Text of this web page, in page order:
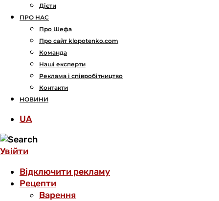
Дієти
ПРО НАС
Про Шефа
Про сайт klopotenko.com
Команда
Наші експерти
Реклама і співробітництво
Контакти
НОВИНИ
UA
Увійти
Відключити рекламу
Рецепти
Варення